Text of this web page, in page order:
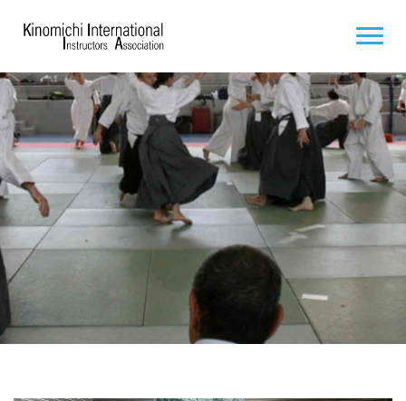
ACCUEIL
À PROPOS
PROCHAINS STAGES
DOCUMENTS